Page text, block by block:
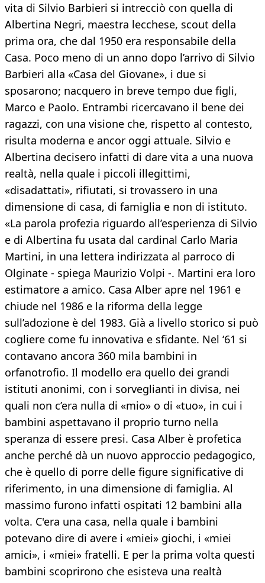
vita di Silvio Barbieri si intrecciò con quella di
Albertina Negri, maestra lecchese, scout della
prima ora, che dal 1950 era responsabile della
Casa. Poco meno di un anno dopo l’arrivo di Silvio
Barbieri alla «Casa del Giovane», i due si
sposarono; nacquero in breve tempo due figli,
Marco e Paolo. Entrambi ricercavano il bene dei
ragazzi, con una visione che, rispetto al contesto,
risulta moderna e ancor oggi attuale. Silvio e
Albertina decisero infatti di dare vita a una nuova
realtà, nella quale i piccoli illegittimi,
«disadattati», rifiutati, si trovassero in una
dimensione di casa, di famiglia e non di istituto.
«La parola profezia riguardo all’esperienza di Silvio
e di Albertina fu usata dal cardinal Carlo Maria
Martini, in una lettera indirizzata al parroco di
Olginate - spiega Maurizio Volpi -. Martini era loro
estimatore a amico. Casa Alber apre nel 1961 e
chiude nel 1986 e la riforma della legge
sull’adozione è del 1983. Già a livello storico si può
cogliere come fu innovativa e sfidante. Nel ‘61 si
contavano ancora 360 mila bambini in
orfanotrofio. Il modello era quello dei grandi
istituti anonimi, con i sorveglianti in divisa, nei
quali non c’era nulla di «mio» o di «tuo», in cui i
bambini aspettavano il proprio turno nella
speranza di essere presi. Casa Alber è profetica
anche perché dà un nuovo approccio pedagogico,
che è quello di porre delle figure significative di
riferimento, in una dimensione di famiglia. Al
massimo furono infatti ospitati 12 bambini alla
volta. C'era una casa, nella quale i bambini
potevano dire di avere i «miei» giochi, i «miei
amici», i «miei» fratelli. E per la prima volta questi
bambini scoprirono che esisteva una realtà